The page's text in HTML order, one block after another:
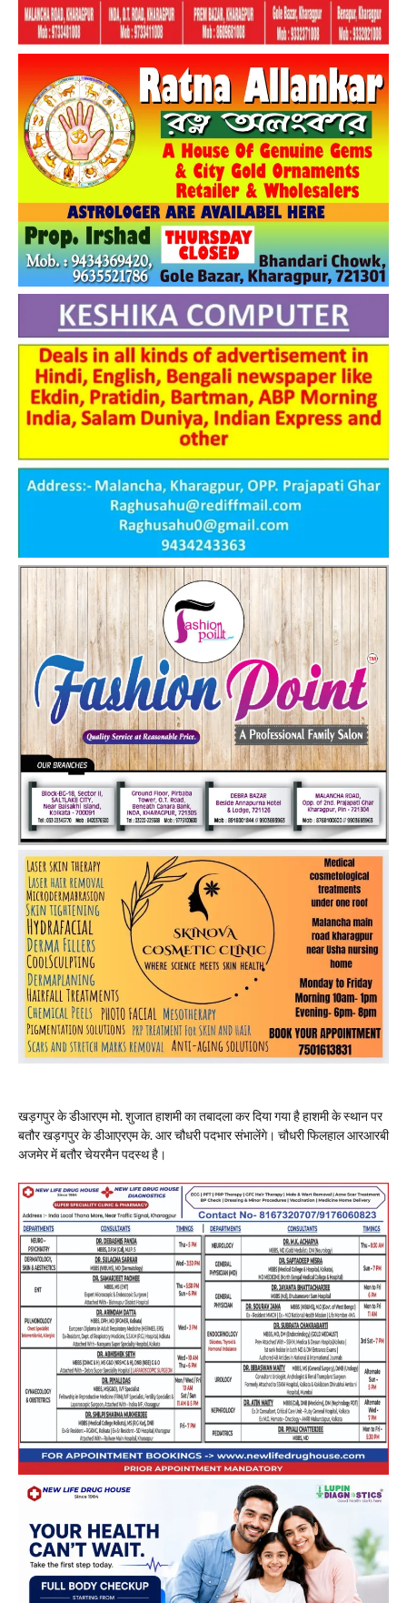
खड़गपुर के डीआरएम मो. शुजात हाशमी का तबादला कर दिया गया है हाशमी के स्थान पर
बतौर खड़गपुर के डीआएरएम के. आर चौधरी पदभार संभालेंगे। चौधरी फिलहाल आरआरबी
अजमेर में बतौर चेयरमैन पदस्थ है।